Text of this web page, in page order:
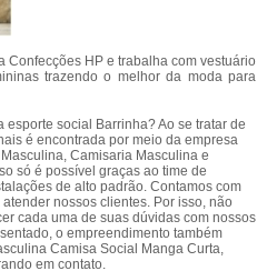
Confecções HP e trabalha com vestuário
trazendo o melhor da moda para
esporte social Barrinha? Ao se tratar de
é encontrada por meio da empresa
Camisaria Masculina e
só é possível graças ao time de
de alto padrão. Contamos com
nossos clientes. Por isso, não
cada uma de suas dúvidas com nossos
o empreendimento também
Camisa Social Manga Curta,
em contato.